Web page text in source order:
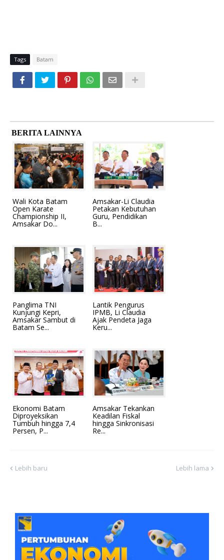
Tags Batam
BERITA LAINNYA
Wali Kota Batam
Open Karate
Championship II,
Amsakar Do...
Amsakar-Li Claudia
Petakan Kebutuhan
Guru, Pendidikan
B...
Panglima TNI
Kunjungi Kepri,
Amsakar Sambut di
Batam Se...
Lantik Pengurus
IPMB, Li Claudia
Ajak Pendeta Jaga
Keru...
Ekonomi Batam
Diproyeksikan
Tumbuh hingga 7,4
Persen, P...
Amsakar Tekankan
Keadilan Fiskal
hingga Sinkronisasi
Re...
Lebih baru Lebih lama